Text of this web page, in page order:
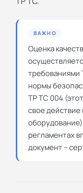
ВАЖНО
Оценка
требованиями
нормы
ТР ТС 004
свое действие
регламентах
документ –